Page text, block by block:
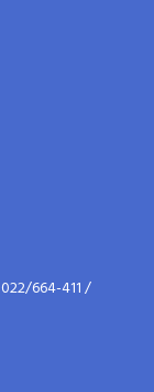
664-411 /